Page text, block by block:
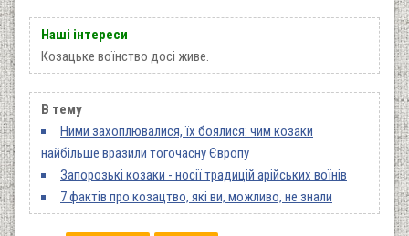
Наші інтереси
Козацьке воїнство досі живе.
В тему
Ними захоплювалися, їх боялися: чим козаки
найбільше вразили тогочасну Європу
Запорозькі козаки - носії традицій арійських воїнів
7 фактів про козацтво, які ви, можливо, не знали